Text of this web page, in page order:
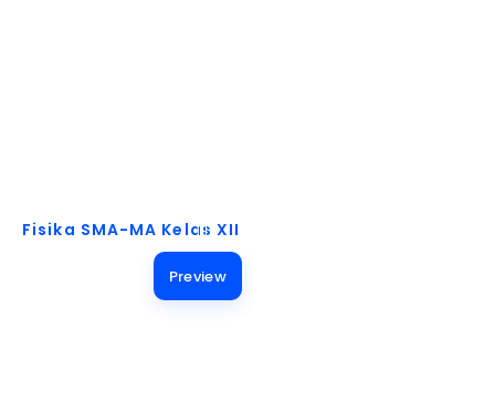
Fisika SMA-MA Kelas XII
Preview